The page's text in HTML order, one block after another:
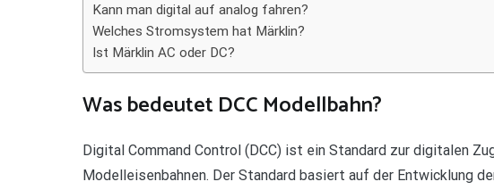
Kann man digital auf analog fahren?
Welches Stromsystem hat Märklin?
Ist Märklin AC oder DC?
Was bedeutet DCC Modellbahn?
Digital Command Control (DCC) ist ein Standard zur digitalen
Modelleisenbahnen. Der Standard basiert auf der Entwicklung